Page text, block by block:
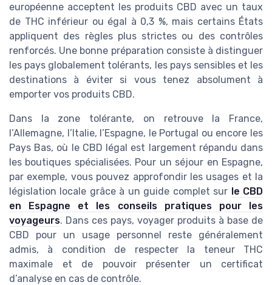
européenne acceptent les produits CBD avec un taux
de THC inférieur ou égal à 0,3 %, mais certains États
appliquent des règles plus strictes ou des contrôles
renforcés. Une bonne préparation consiste à distinguer
les pays globalement tolérants, les pays sensibles et les
destinations à éviter si vous tenez absolument à
emporter vos produits CBD.
Dans la zone tolérante, on retrouve la France,
l’Allemagne, l’Italie, l’Espagne, le Portugal ou encore les
Pays Bas, où le CBD légal est largement répandu dans
les boutiques spécialisées. Pour un séjour en Espagne,
par exemple, vous pouvez approfondir les usages et la
législation locale grâce à un guide complet sur le CBD
en Espagne et les conseils pratiques pour les
voyageurs. Dans ces pays, voyager produits à base de
CBD pour un usage personnel reste généralement
admis, à condition de respecter la teneur THC
maximale et de pouvoir présenter un certificat
d’analyse en cas de contrôle.